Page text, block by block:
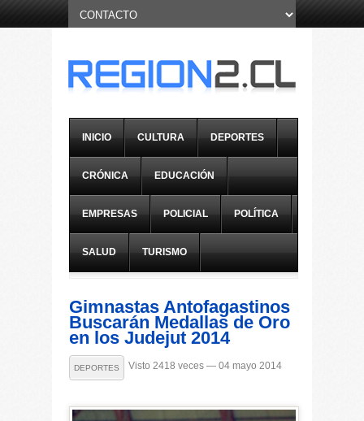
INICIO CULTURA DEPORTES
CRÓNICA EDUCACIÓN
EMPRESAS POLICIAL POLÍTICA
SALUD TURISMO
Gimnastas Antofagastinos
Buscarán Medallas de Oro
en los Judejut 2014
DEPORTES Visto 2418 veces — 04 mayo 2014